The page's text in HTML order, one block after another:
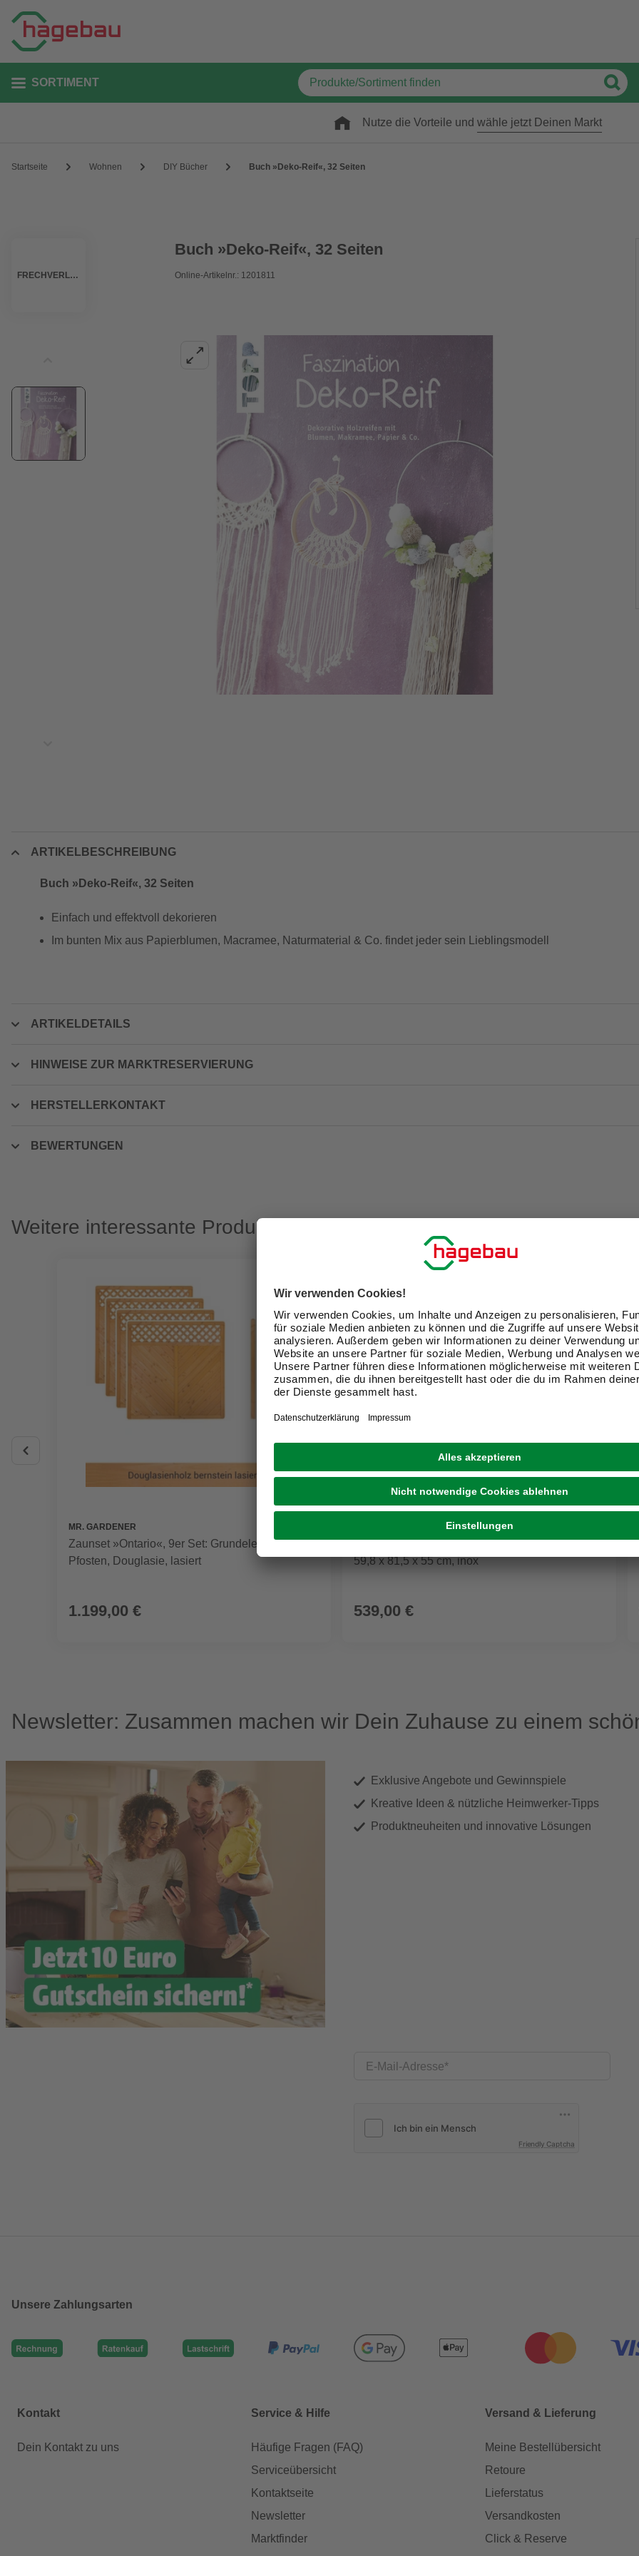
SORTIMENT
Nutze die Vorteile und wähle jetzt Deinen Markt
Startseite Wohnen DIY Bücher Buch »Deko-Reif«, 32 Seiten
FRECHVERLAG
Buch »Deko-Reif«, 32 Seiten
Online-Artikelnr.: 1201811
ARTIKELBESCHREIBUNG
Buch »Deko-Reif«, 32 Seiten
Einfach und effektvoll dekorieren
Im bunten Mix aus Papierblumen, Macramee, Naturmaterial & Co. findet jeder sein Lieblingsmodell
ARTIKELDETAILS
HINWEISE ZUR MARKTRESERVIERUNG
HERSTELLERKONTAKT
BEWERTUNGEN
Weitere interessante Produkte
MR. GARDENER
Zaunset »Ontario«, 9er Set: Grundelemente, 5
Pfosten, Douglasie, lasiert
1.199,00 €
Geschirrspüler »EGSP9614-E-030B«, BxHxT:
59,8 x 81,5 x 55 cm, inox
539,00 €
Newsletter: Zusammen machen wir Dein Zuhause zu einem
Exklusive Angebote und Gewinnspiele
Kreative Ideen & nützliche Heimwerker-Tipps
Produktneuheiten und innovative Lösungen
E-Mail-Adresse
Friendly Captcha
Unsere Zahlungsarten
Kontakt
Dein Kontakt zu uns
Service & Hilfe
Häufige Fragen (FAQ)
Serviceübersicht
Kontaktseite
Newsletter
Marktfinder
Versand & Lieferung
Meine Bestellübersicht
Retoure
Lieferstatus
Versandkosten
Click & Reserve